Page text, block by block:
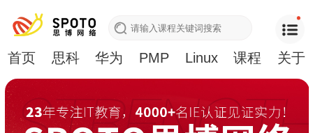
首页 思科 华为 PMP Linux 课程 关于